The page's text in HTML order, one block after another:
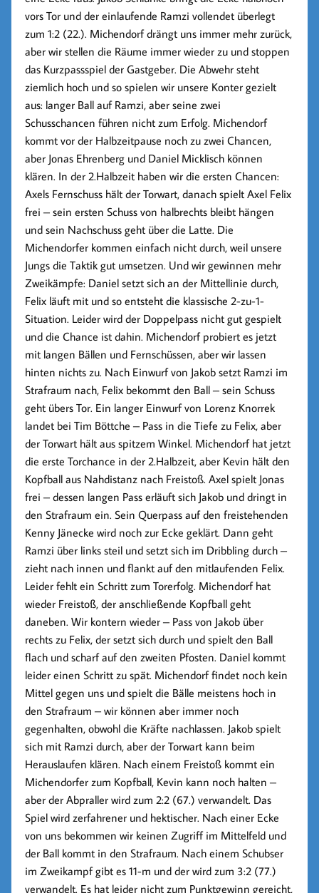
vors Tor und der einlaufende Ramzivollendet überlegt
zum1:2 (22.). Michendorf drängt uns immer mehr zurück,
aber wir stellen die Räume immer wieder zu und stoppen
das Kurzpassspiel der Gastgeber. Die Abwehr steht
ziemlich hoch und so spielen wir unsere Konter gezielt
aus: langer Ball auf Ramzi, aber seine zwei
Schusschancen führen nicht zum Erfolg. Michendorf
kommt vor der Halbzeitpause noch zu zwei Chancen,
aber Jonas Ehrenberg und Daniel Micklisch können
klären. In der 2.Halbzeit haben wir die ersten Chancen:
Axels Fernschuss hält der Torwart, danach spielt Axel Felix
frei – sein ersten Schuss von halbrechts bleibt hängen
und sein Nachschuss geht über die Latte. Die
Michendorfer kommen einfach nicht durch, weil unsere
Jungs die Taktik gut umsetzen. Und wir gewinnen mehr
Zweikämpfe: Daniel setzt sich an der Mittellinie durch,
Felix läuft mit und so entsteht die klassische 2-zu-1-
Situation. Leider wird der Doppelpass nicht gut gespielt
und die Chance ist dahin. Michendorf probiert es jetzt
mit langen Bällen und Fernschüssen, aber wir lassen
hinten nichts zu. Nach Einwurf von Jakob setzt Ramzi im
Strafraum nach, Felix bekommt den Ball – sein Schuss
geht übers Tor. Ein langer Einwurf von Lorenz Knorrek
landet bei Tim Böttche – Pass in die Tiefe zu Felix, aber
der Torwart hält aus spitzem Winkel. Michendorf hat jetzt
die erste Torchance in der 2.Halbzeit, aber Kevin hält den
Kopfball aus Nahdistanz nach Freistoß. Axel spielt Jonas
frei – dessen langen Pass erläuft sich Jakob und dringt in
den Strafraum ein. Sein Querpass auf den freistehenden
Kenny Jänecke wird noch zur Ecke geklärt. Dann geht
Ramzi über links steil und setzt sich im Dribbling durch –
zieht nach innen und flankt auf den mitlaufenden Felix.
Leider fehlt ein Schritt zum Torerfolg. Michendorf hat
wieder Freistoß, der anschließende Kopfball geht
daneben. Wir kontern wieder – Pass von Jakob über
rechts zu Felix, der setzt sich durch und spielt den Ball
flach und scharf auf den zweiten Pfosten. Daniel kommt
leider einen Schritt zu spät. Michendorf findet noch kein
Mittel gegen uns und spielt die Bälle meistens hoch in
den Strafraum – wir können aber immer noch
gegenhalten, obwohl die Kräfte nachlassen. Jakob spielt
sich mit Ramzi durch, aber der Torwart kann beim
Herauslaufen klären. Nach einem Freistoß kommt ein
Michendorfer zum Kopfball, Kevin kann noch halten –
aber der Abpraller wird zum 2:2 (67.) verwandelt. Das
Spiel wird zerfahrener und hektischer. Nach einer Ecke
von uns bekommen wir keinen Zugriff im Mittelfeld und
der Ball kommt in den Strafraum. Nach einem Schubser
im Zweikampf gibt es 11-m und der wird zum 3:2 (77.)
verwandelt. Es hat leider nicht zum Punktgewinn gereicht,